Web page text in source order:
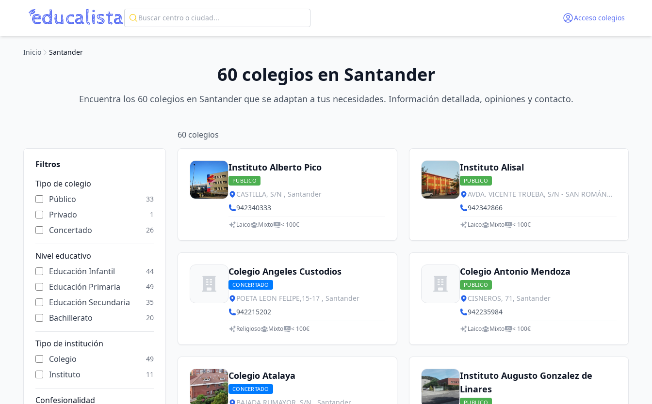
Acceso colegios
Inicio Santander
60 colegios en Santander
Encuentra los 60 colegios en Santander que se adaptan a tus necesidades. Información detallada, opiniones y contacto.
Filtros
Tipo de colegio
Público
33
Privado 1
Concertado 26
Nivel educativo
Educación Infantil
44
Educación Primaria 49
Educación Secundaria 35
Bachillerato 20
Tipo de institución
Colegio
49
Instituto 11
Confesionalidad
60 colegios
Instituto Alberto Pico
PUBLICO
CASTILLA, S/N , Santander
942340333
Laico Mixto < 100€
Instituto Alisal
PUBLICO
AVDA. VICENTE TRUEBA, S/N - SAN ROMÁN
942342866
Laico Mixto < 100€
Colegio Angeles Custodios
CONCERTADO
POETA LEON FELIPE,15-17 , Santander
942215202
Religioso Mixto < 100€
Colegio Antonio Mendoza
PUBLICO
CISNEROS, 71, Santander
942235984
Laico Mixto < 100€
Colegio Atalaya
CONCERTADO
Instituto Augusto Gonzalez de
Linares
PUBLICO